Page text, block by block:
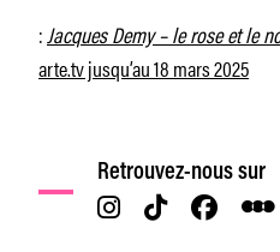
:Jacques Demy – le rose et le
arte.tv jusqu’au 18 mars 2025
Retrouvez-nous sur